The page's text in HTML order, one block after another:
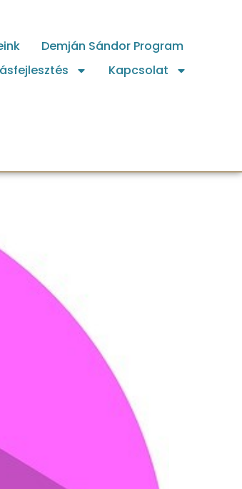
Demján Sándor Program
Kapcsolat